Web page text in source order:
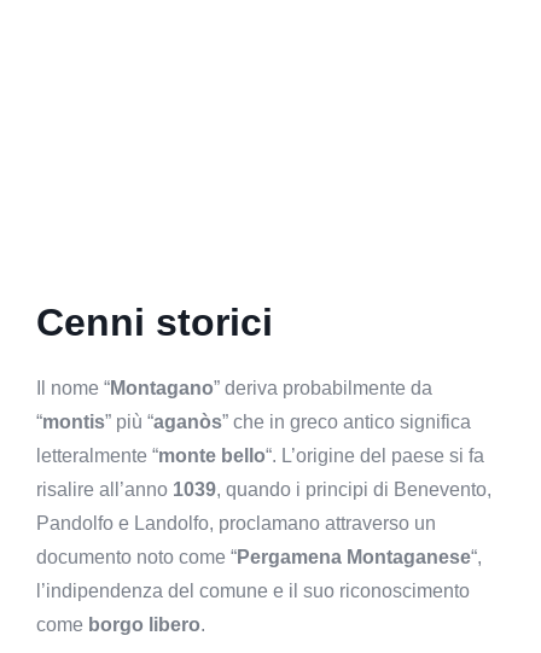
Cenni storici
Il nome “Montagano” deriva probabilmente da
“montis” più “aganòs” che in greco antico significa
letteralmente “monte bello“. L’origine del paese si fa
risalire all’anno 1039, quando i principi di Benevento,
Pandolfo e Landolfo, proclamano attraverso un
documento noto come “Pergamena Montaganese“,
l’indipendenza del comune e il suo riconoscimento
come borgo libero.